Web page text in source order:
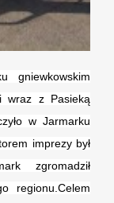
wraz z Pasieką
w Jarmarku
imprezy był
zgromadził
regionu.Celem